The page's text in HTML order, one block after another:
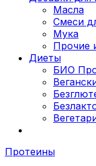
Масла
Смеси
Мука
Прочие
Диеты
БИО
Протеины